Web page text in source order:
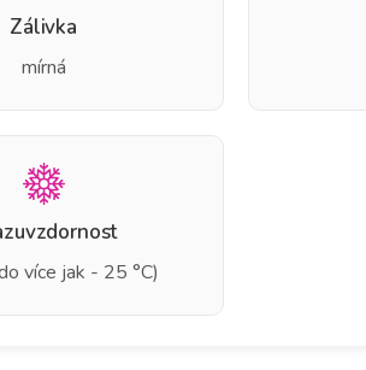
Zálivka
mírná
více jak - 25 °C)